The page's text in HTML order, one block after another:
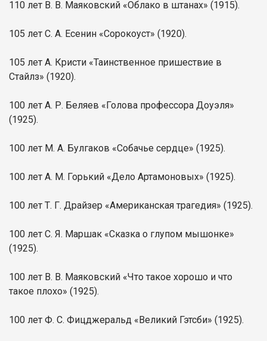
110 лет В. В. Маяковский «Облако в штанах» (1915).
105 лет С. А. Есенин «Сорокоуст» (1920).
105 лет А. Кристи «Таинственное пришествие в
Стайлз» (1920).
100 лет А. Р. Беляев «Голова профессора Доуэля»
(1925).
100 лет М. А. Булгаков «Собачье сердце» (1925).
100 лет А. М. Горький «Дело Артамоновых» (1925).
100 лет Т. Г. Драйзер «Американская трагедия» (1925).
100 лет С. Я. Маршак «Сказка о глупом мышонке»
(1925).
100 лет В. В. Маяковский «Что такое хорошо и что
такое плохо» (1925).
100 лет Ф. С. Фицджеральд «Великий Гэтсби» (1925).